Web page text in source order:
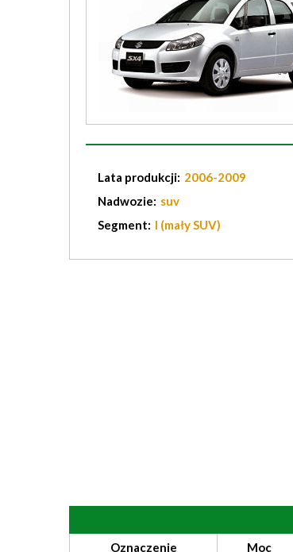
Lata produkcji: 2006-2009
Nadwozie: suv
Segment: I (mały SUV)
Oznaczenie
Moc